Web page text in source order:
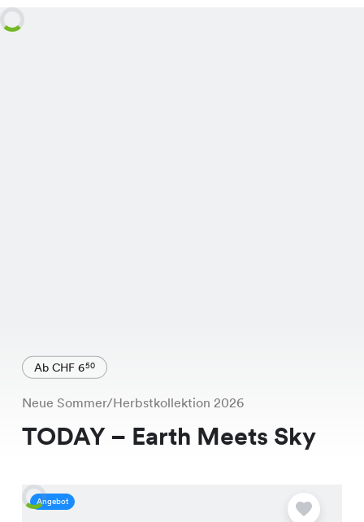
Ab CHF 650
Neue Sommer/Herbstkollektion 2026
TODAY – Earth Meets Sky
Angebot